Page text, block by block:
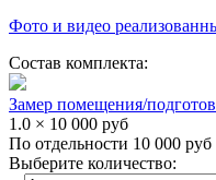
Фото и видео
Состав комплекта:
Замер помещения/
1.0 × 10 000 руб
По отдельности 10 000 руб
Выберите количество: